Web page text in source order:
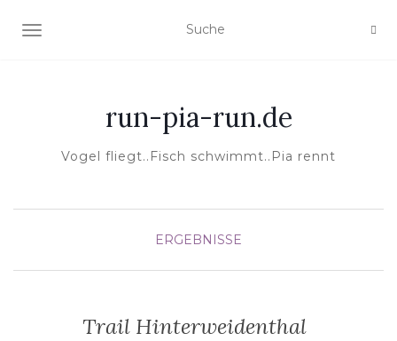
NAVIGATION EIN-/AUSSCHALTEN
run-pia-run.de
Vogel fliegt..Fisch schwimmt..Pia rennt
ERGEBNISSE
Trail Hinterweidenthal